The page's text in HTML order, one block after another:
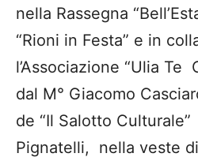
In Concerto il duo
pizzica voci e suoni dal
Giacomo Casciaro-